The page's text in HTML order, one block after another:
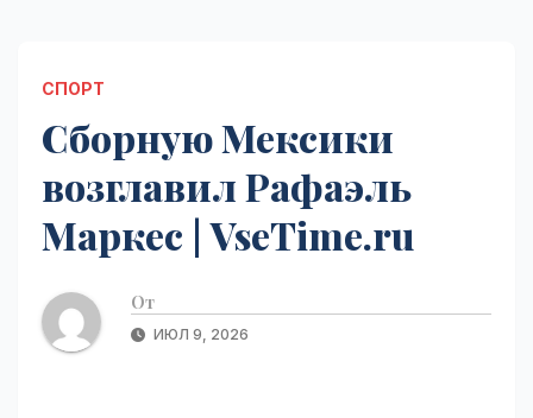
СПОРТ
Cборную Мексики
возглавил Рафаэль
Маркес | VseTime.ru
От
ИЮЛ 9, 2026